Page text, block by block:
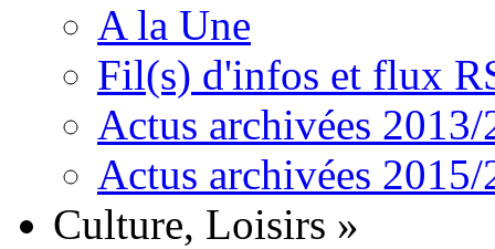
A la Une
Fil(s) d'infos et flux
Actus archivées 2013/
Actus archivées 2015/
Culture, Loisirs »